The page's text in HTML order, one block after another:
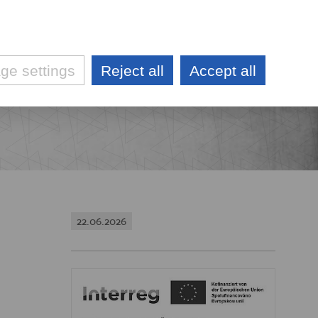
AKTUALITY VÝBĚROVÉ ŘÍZENÍ
22.06.2026
settings Reject all Accept all